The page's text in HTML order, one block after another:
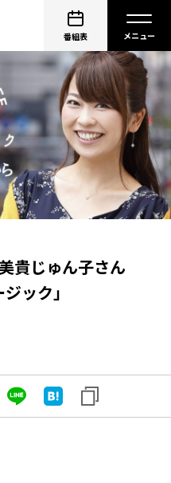
番組表
貴じゅん子さん
ック」